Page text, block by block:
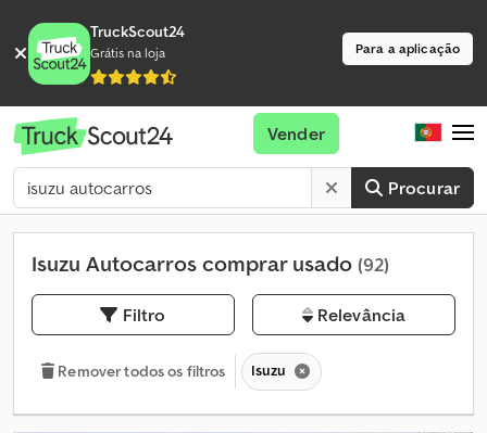
TruckScout24
Grátis na loja Para a aplicação
Procurar
Vender
Isuzu Autocarros comprar usado (92)
Filtro Relevância
Remover todos os filtros Isuzu